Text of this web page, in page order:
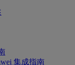
集成指南